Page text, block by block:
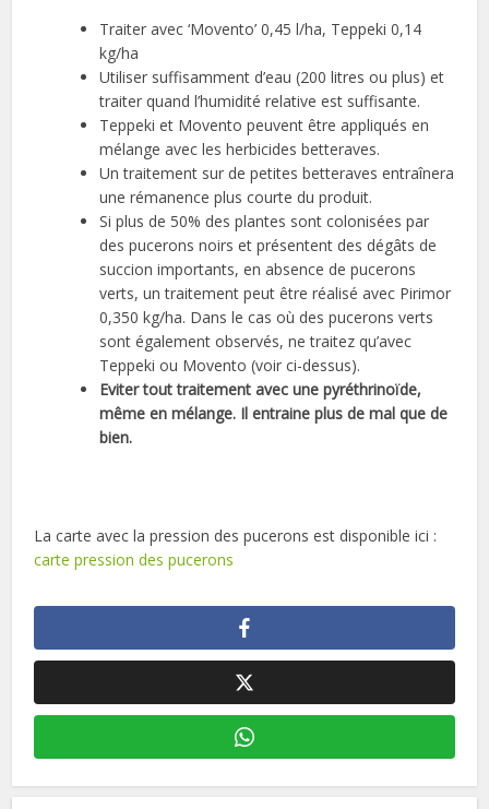
Traiter avec ‘Movento’ 0,45 l/ha, Teppeki 0,14
kg/ha
Utiliser suffisamment d’eau (200 litres ou plus) et
traiter quand l’humidité relative est suffisante.
Teppeki et Movento peuvent être appliqués en
mélange avec les herbicides betteraves.
Un traitement sur de petites betteraves entraînera
une rémanence plus courte du produit.
Si plus de 50% des plantes sont colonisées par
des pucerons noirs et présentent des dégâts de
succion importants, en absence de pucerons
verts, un traitement peut être réalisé avec Pirimor
0,350 kg/ha. Dans le cas où des pucerons verts
sont également observés, ne traitez qu’avec
Teppeki ou Movento (voir ci-dessus).
Eviter tout traitement avec une pyréthrinoïde,
même en mélange. Il entraine plus de mal que de
bien.
La carte avec la pression des pucerons est disponible ici :
carte pression des pucerons